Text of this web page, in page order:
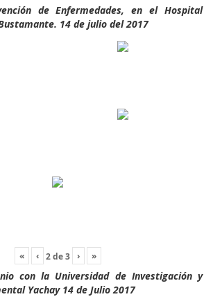
de Enfermedades, en el Hospital
14 de julio del 2017
« ‹ 2de3 › »
con la Universidad de Investigación y
Yachay 14 de Julio 2017